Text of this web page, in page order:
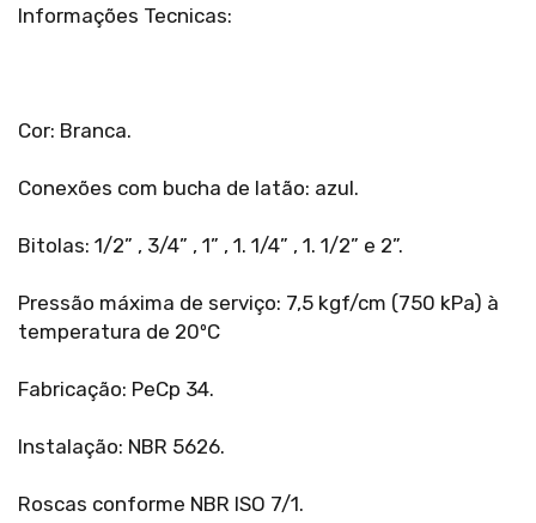
Informações Tecnicas:
Cor: Branca.
Conexões com bucha de latão: azul.
Bitolas: 1/2” , 3/4” , 1” , 1. 1/4” , 1. 1/2” e 2”.
Pressão máxima de serviço: 7,5 kgf/cm (750 kPa) à
temperatura de 20ºC
Fabricação: PeCp 34.
Instalação: NBR 5626.
Roscas conforme NBR ISO 7/1.